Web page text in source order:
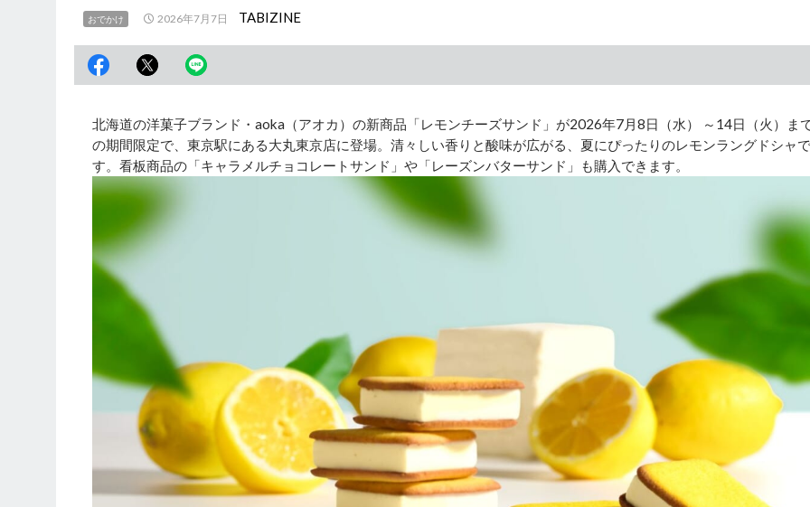
おでかけ 2026年7月7日 TABIZINE
北海道の洋菓子ブランド・aoka（アオカ）の新商品「レモンチーズサンド」が2026年7月8日（水） ～14日（火）ま
の期間限定で、東京駅にある大丸東京店に登場。清々しい香りと酸味が広がる、夏にぴったりのレモンラングドシャで
す。看板商品の「キャラメルチョコレートサンド」や「レーズンバターサンド」も購入できます。